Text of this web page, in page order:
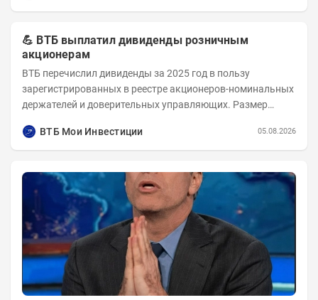
💪 ВТБ выплатил дивиденды розничным
акционерам
ВТБ перечислил дивиденды за 2025 год в пользу
зарегистрированных в реестре акционеров-номинальных
держателей и доверительных управляющих. Размер
ВТБ Мои Инвестиции
05.08.2026